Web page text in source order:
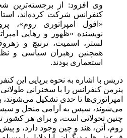
وی افزود: از برجسته‌ترین
کنفرانس شرکت کرده‌اند،
«افول امپراتوری روم»،
نویسنده «ظهور و رهایی
لستر، اسمیت، ترنیچ و
همچنین رهبران سیاسی و
استعماری بودند.
دریس با اشاره به نحوه برپایی این
پنرمن کنفرانس را با سخنرانی
امپراتوری‌ها تا حدی تشکیل
می‌شوند، سپس به آرامی منحل و سپس
چنین تحولاتی است، و برای هر کشور
روم، آتن، هند و چین وجود دارد، و پیش